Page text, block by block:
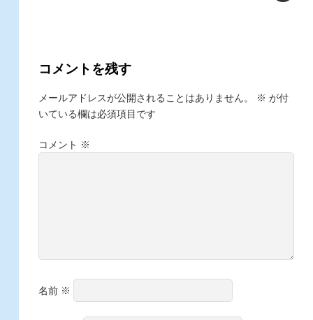
コメントを残す
メールアドレスが公開されることはありません。 ※ が付
いている欄は必須項目です
コメント ※
名前 ※